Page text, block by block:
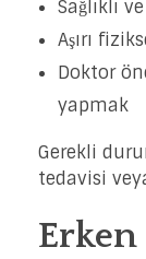
Sağlıklı
Aşırı
Doktor
yapmak
Gerekli
tedavisi